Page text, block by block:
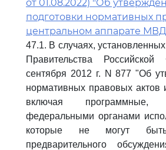
от 01.08.2022) "Об
подготовки нормативных
центральном аппарате
47.1. В случаях, установленных
Правительства
сентября 2012 г. N 877 "Об
нормативных правовых актов
включая программные,
федеральными органами
которые не могут
предварительного